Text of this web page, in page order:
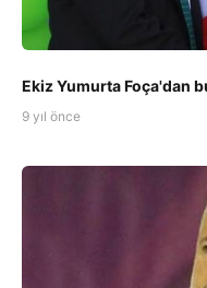
Ekiz Yumurta Foça'dan
9 yıl önce